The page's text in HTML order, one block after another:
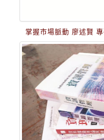
掌握市場脈動 廖述賢